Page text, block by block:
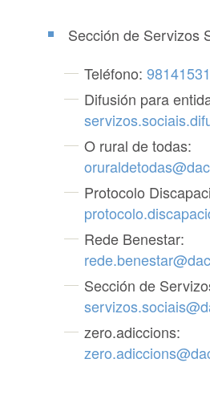
Sección de Servizos
Teléfono:
Difusión para
O rural de todas:
Protocolo
Rede Benestar:
Sección de
zero.adiccions: